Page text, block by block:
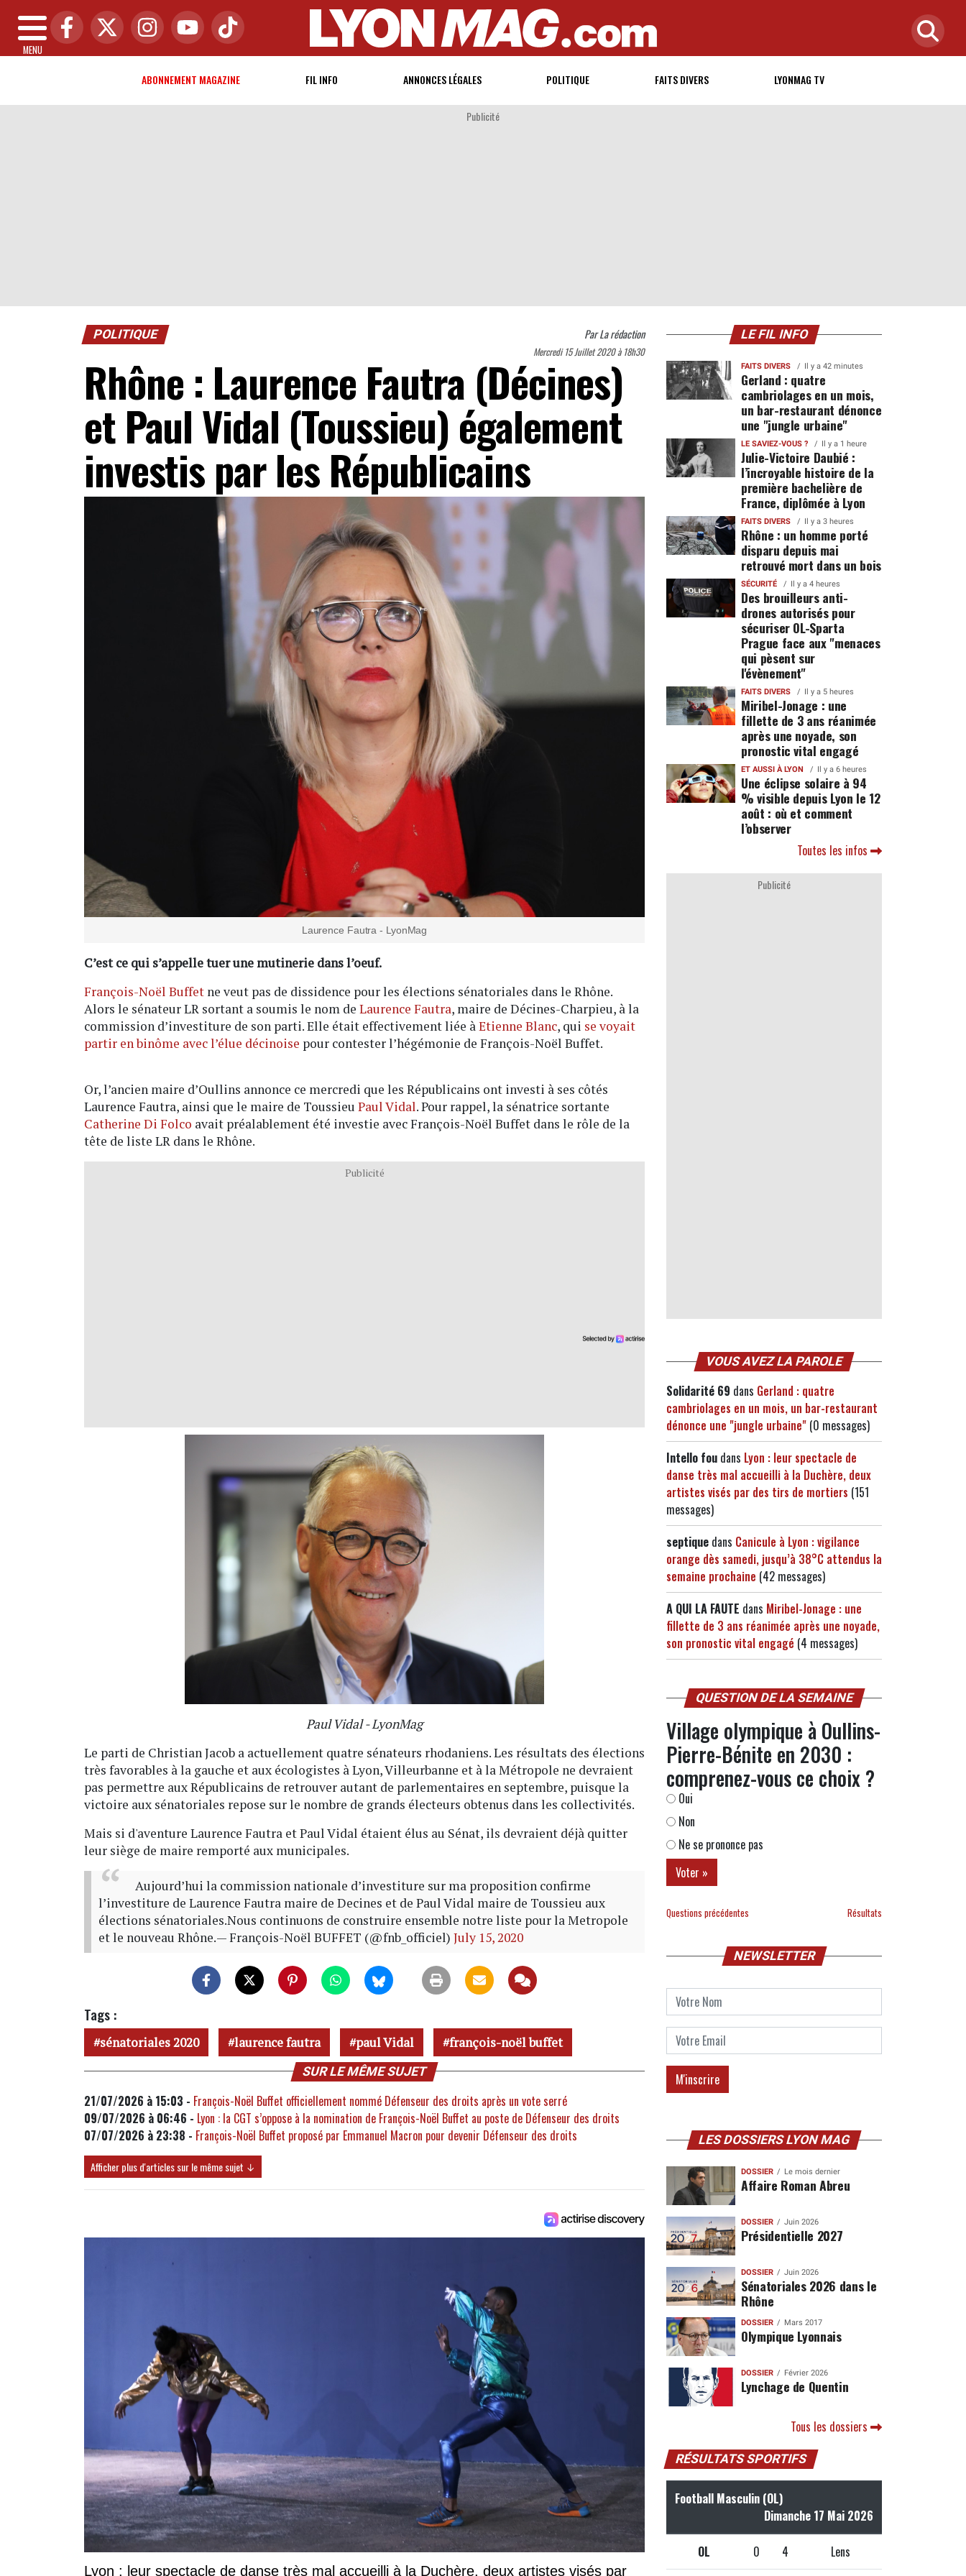
MENU
ABONNEMENT MAGAZINE FIL INFO ANNONCES LÉGALES POLITIQUE FAITS DIVERS LYONMAG TV
Publicité
POLITIQUE ParLa rédaction
Mercredi 15 Juillet 2020 à 18h30
Rhône : Laurence Fautra (Décines)
et Paul Vidal (Toussieu) également
investis par les Républicains
Laurence Fautra - LyonMag
C’est ce qui s’appelle tuer une mutinerie dans l’oeuf.
François-Noël Buffet ne veut pas de dissidence pour les élections sénatoriales dans le Rhône.
Alors le sénateur LR sortant a soumis le nom de Laurence Fautra, maire de Décines-Charpieu, à la
commission d’investiture de son parti. Elle était effectivement liée àEtienne Blanc, qui se voyait
partir en binôme avec l’élue décinoise pour contester l’hégémonie de François-Noël Buffet.
Or, l’ancien maire d’Oullins annonce ce mercredi que les Républicains ont investi à ses côtés
Laurence Fautra, ainsi que le maire de Toussieu Paul Vidal. Pour rappel, la sénatrice sortante
Catherine Di Folco avait préalablement été investie avec François-Noël Buffet dans le rôle de la
tête de liste LR dans le Rhône.
Publicité
Paul Vidal - LyonMag
Le parti de Christian Jacob a actuellement quatre sénateurs rhodaniens. Les résultats des élections
très favorables à la gauche et aux écologistes à Lyon, Villeurbanne et à la Métropole ne devraient
pas permettre aux Républicains de retrouver autant de parlementaires en septembre, puisque la
victoire aux sénatoriales repose sur le nombre de grands électeurs obtenus dans les collectivités.
Mais si d'aventure Laurence Fautra et Paul Vidal étaient élus au Sénat, ils devraient déjà quitter
leur siège de maire remporté aux municipales.
Aujourd’hui la commission nationale d’investiture sur ma proposition confirme
l’investiture de Laurence Fautra maire de Decines et de Paul Vidal maire de Toussieu aux
élections sénatoriales.Nous continuons de construire ensemble notre liste pour la Metropole
et le nouveau Rhône.— François-Noël BUFFET (@fnb_officiel) July 15, 2020
Tags :
sénatoriales 2020 laurence fautra paul Vidal françois-noël buffet
SUR LE MÊME SUJET
21/07/2026 à 15:03 - François-Noël Buffet officiellement nommé Défenseur des droits après un vote serré
09/07/2026 à 06:46 - Lyon : la CGT s’oppose à la nomination de François-Noël Buffet au poste de Défenseur des droits
07/07/2026 à 23:38 - François-Noël Buffet proposé par Emmanuel Macron pour devenir Défenseur des droits
Afficher plus d'articles sur le même sujet ↓
Lyon : leur spectacle de danse très mal accueilli à la Duchère, deux artistes visés par
LE FIL INFO
FAITS DIVERS Il y a 42 minutes
Gerland : quatre
cambriolages en un mois,
un bar-restaurant dénonce
une "jungle urbaine"
LE SAVIEZ-VOUS ? Il y a 1 heure
Julie-Victoire Daubié :
l’incroyable histoire de la
première bachelière de
France, diplômée à Lyon
FAITS DIVERS Il y a 3 heures
Rhône : un homme porté
disparu depuis mai
retrouvé mort dans un bois
SÉCURITÉ Il y a 4 heures
Des brouilleurs anti-
drones autorisés pour
sécuriser OL-Sparta
Prague face aux "menaces
qui pèsent sur
l'évènement"
FAITS DIVERS Il y a 5 heures
Miribel-Jonage : une
fillette de 3 ans réanimée
après une noyade, son
pronostic vital engagé
ET AUSSI À LYON Il y a 6 heures
Une éclipse solaire à 94
% visible depuis Lyon le 12
août : où et comment
l’observer
Toutes les infos
Publicité
VOUS AVEZ LA PAROLE
Solidarité 69 dans Gerland : quatre
cambriolages en un mois, un bar-restaurant
dénonce une "jungle urbaine" (0 messages)
Intello fou dans Lyon : leur spectacle de
danse très mal accueilli à la Duchère, deux
artistes visés par des tirs de mortiers (151
messages)
septique dans Canicule à Lyon : vigilance
orange dès samedi, jusqu’à 38°C attendus la
semaine prochaine (42 messages)
A QUI LA FAUTE dans Miribel-Jonage : une
fillette de 3 ans réanimée après une noyade,
son pronostic vital engagé (4 messages)
QUESTION DE LA SEMAINE
Village olympique à Oullins-
Pierre-Bénite en 2030 :
comprenez-vous ce choix ?
Oui
Non
Ne se prononce pas
Questions précédentes Résultats
NEWSLETTER
LES DOSSIERS LYON MAG
DOSSIER Le mois dernier
Affaire Roman Abreu
DOSSIER Juin 2026
Présidentielle 2027
DOSSIER Juin 2026
Sénatoriales 2026 dans le
Rhône
DOSSIER Mars 2017
Olympique Lyonnais
DOSSIER Février 2026
Lynchage de Quentin
Tous les dossiers
RÉSULTATS SPORTIFS
Football Masculin (OL)
Dimanche 17 Mai 2026
OL 0 4 Lens